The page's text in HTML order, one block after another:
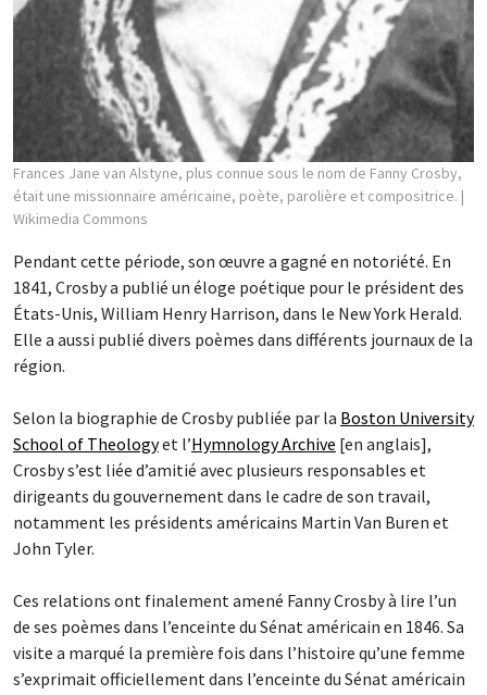
Frances Jane van Alstyne, plus connue sous le nom de Fanny Crosby,
était une missionnaire américaine, poète, parolière et compositrice. |
Wikimedia Commons
Pendant cette période, son œuvre a gagné en notoriété. En
1841, Crosby a publié un éloge poétique pour le président des
États-Unis, William Henry Harrison, dans le New York Herald.
Elle a aussi publié divers poèmes dans différents journaux de la
région.
Selon la biographie de Crosby publiée par la Boston University
School of Theologyet l’Hymnology Archive [en anglais],
Crosby s’est liée d’amitié avec plusieurs responsables et
dirigeants du gouvernement dans le cadre de son travail,
notamment les présidents américains Martin Van Buren et
John Tyler.
Ces relations ont finalement amené Fanny Crosby à lire l’un
de ses poèmes dans l’enceinte du Sénat américain en 1846. Sa
visite a marqué la première fois dans l’histoire qu’une femme
s’exprimait officiellement dans l’enceinte du Sénat américain